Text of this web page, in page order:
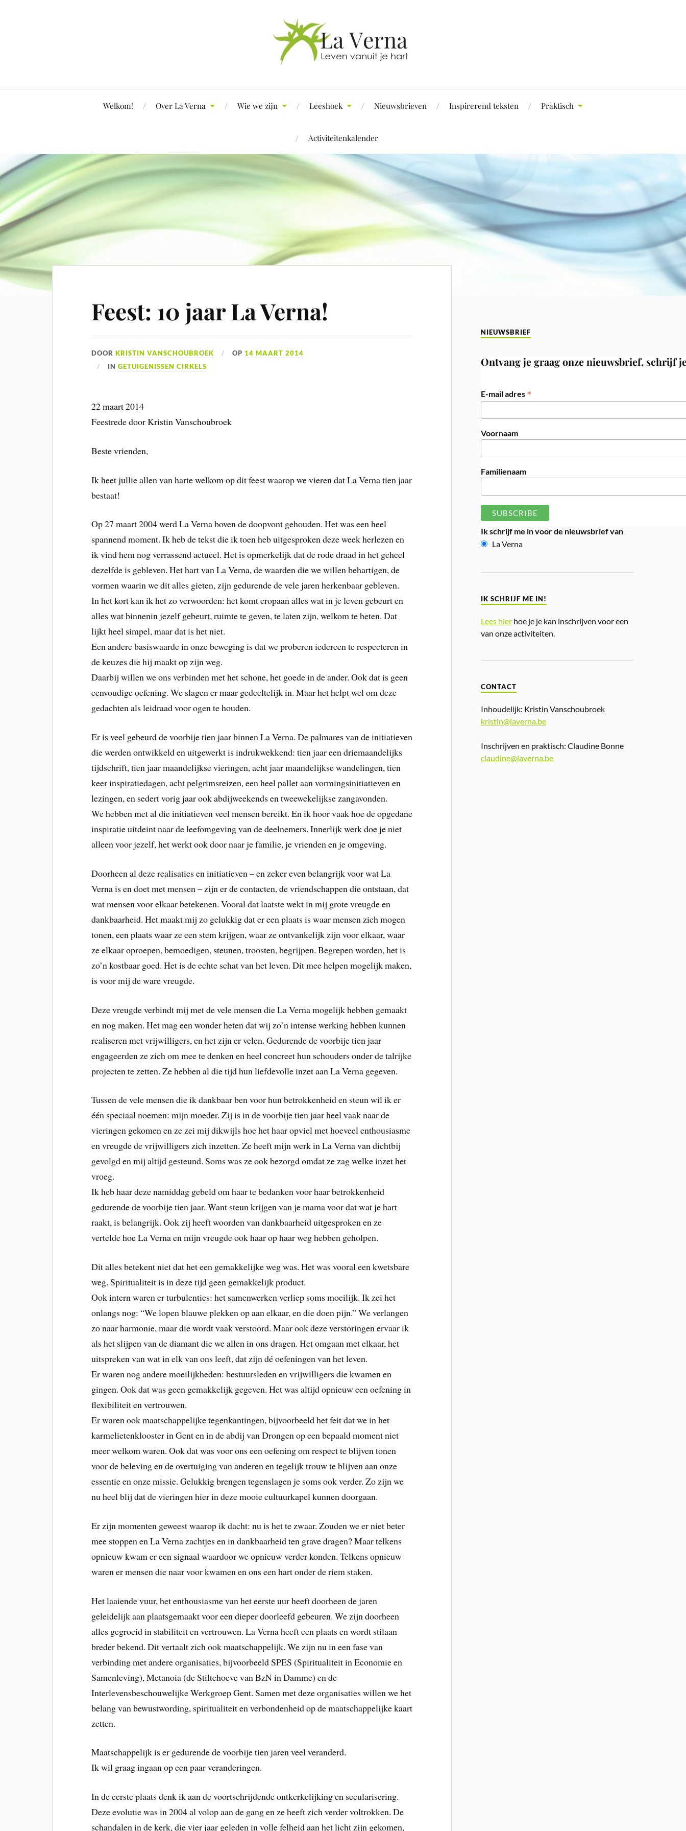
Welkom! Over La Verna Wie we zijn Leeshoek Nieuwsbrieven Inspirerend teksten Praktisch
Activiteitenkalender
Feest: 10 jaar La Verna!
DOORKRISTIN VANSCHOUBROEK OP 14 MAART 2014
INGETUIGENISSEN CIRKELS
22 maart 2014
Feestrede door Kristin Vanschoubroek
Beste vrienden,
Ik heet jullie allen van harte welkom op dit feest waarop we vieren dat La Verna tien jaar
bestaat!
Op 27 maart 2004 werd La Verna boven de doopvont gehouden. Het was een heel
spannend moment. Ik heb de tekst die ik toen heb uitgesproken deze week herlezen en
ik vind hem nog verrassend actueel. Het is opmerkelijk dat de rode draad in het geheel
dezelfde is gebleven. Het hart van La Verna, de waarden die we willen behartigen, de
vormen waarin we dit alles gieten, zijn gedurende de vele jaren herkenbaar gebleven.
In het kort kan ik het zo verwoorden: het komt eropaan alles wat in je leven gebeurt en
alles wat binnenin jezelf gebeurt, ruimte te geven, te laten zijn, welkom te heten. Dat
lijkt heel simpel, maar dat is het niet.
Een andere basiswaarde in onze beweging is dat we proberen iedereen te respecteren in
de keuzes die hij maakt op zijn weg.
Daarbij willen we ons verbinden met het schone, het goede in de ander. Ook dat is geen
eenvoudige oefening. We slagen er maar gedeeltelijk in. Maar het helpt wel om deze
gedachten als leidraad voor ogen te houden.
Er is veel gebeurd de voorbije tien jaar binnen La Verna. De palmares van de initiatieven
die werden ontwikkeld en uitgewerkt is indrukwekkend: tien jaar een driemaandelijks
tijdschrift, tien jaar maandelijkse vieringen, acht jaar maandelijkse wandelingen, tien
keer inspiratiedagen, acht pelgrimsreizen, een heel pallet aan vormingsinitiatieven en
lezingen, en sedert vorig jaar ook abdijweekends en tweewekelijkse zangavonden.
We hebben met al die initiatieven veel mensen bereikt. En ik hoor vaak hoe de opgedane
inspiratie uitdeint naar de leefomgeving van de deelnemers. Innerlijk werk doe je niet
alleen voor jezelf, het werkt ook door naar je familie, je vrienden en je omgeving.
Doorheen al deze realisaties en initiatieven – en zeker even belangrijk voor wat La
Verna is en doet met mensen – zijn er de contacten, de vriendschappen die ontstaan, dat
wat mensen voor elkaar betekenen. Vooral dat laatste wekt in mij grote vreugde en
dankbaarheid. Het maakt mij zo gelukkig dat er een plaats is waar mensen zich mogen
tonen, een plaats waar ze een stem krijgen, waar ze ontvankelijk zijn voor elkaar, waar
ze elkaar oproepen, bemoedigen, steunen, troosten, begrijpen. Begrepen worden, het is
zo’n kostbaar goed. Het is de echte schat van het leven. Dit mee helpen mogelijk maken,
is voor mij de ware vreugde.
Deze vreugde verbindt mij met de vele mensen die La Verna mogelijk hebben gemaakt
en nog maken. Het mag een wonder heten dat wij zo’n intense werking hebben kunnen
realiseren met vrijwilligers, en het zijn er velen. Gedurende de voorbije tien jaar
engageerden ze zich om mee te denken en heel concreet hun schouders onder de talrijke
projecten te zetten. Ze hebben al die tijd hun liefdevolle inzet aan La Verna gegeven.
Tussen de vele mensen die ik dankbaar ben voor hun betrokkenheid en steun wil ik er
één speciaal noemen: mijn moeder. Zij is in de voorbije tien jaar heel vaak naar de
vieringen gekomen en ze zei mij dikwijls hoe het haar opviel met hoeveel enthousiasme
en vreugde de vrijwilligers zich inzetten. Ze heeft mijn werk in La Verna van dichtbij
gevolgd en mij altijd gesteund. Soms was ze ook bezorgd omdat ze zag welke inzet het
vroeg.
Ik heb haar deze namiddag gebeld om haar te bedanken voor haar betrokkenheid
gedurende de voorbije tien jaar. Want steun krijgen van je mama voor dat wat je hart
raakt, is belangrijk. Ook zij heeft woorden van dankbaarheid uitgesproken en ze
vertelde hoe La Verna en mijn vreugde ook haar op haar weg hebben geholpen.
Dit alles betekent niet dat het een gemakkelijke weg was. Het was vooral een kwetsbare
weg. Spiritualiteit is in deze tijd geen gemakkelijk product.
Ook intern waren er turbulenties: het samenwerken verliep soms moeilijk. Ik zei het
onlangs nog: “We lopen blauwe plekken op aan elkaar, en die doen pijn.” We verlangen
zo naar harmonie, maar die wordt vaak verstoord. Maar ook deze verstoringen ervaar ik
als het slijpen van de diamant die we allen in ons dragen. Het omgaan met elkaar, het
uitspreken van wat in elk van ons leeft, dat zijn dé oefeningen van het leven.
Er waren nog andere moeilijkheden: bestuursleden en vrijwilligers die kwamen en
gingen. Ook dat was geen gemakkelijk gegeven. Het was altijd opnieuw een oefening in
flexibiliteit en vertrouwen.
Er waren ook maatschappelijke tegenkantingen, bijvoorbeeld het feit dat we in het
karmelietenklooster in Gent en in de abdij van Drongen op een bepaald moment niet
meer welkom waren. Ook dat was voor ons een oefening om respect te blijven tonen
voor de beleving en de overtuiging van anderen en tegelijk trouw te blijven aan onze
essentie en onze missie. Gelukkig brengen tegenslagen je soms ook verder. Zo zijn we
nu heel blij dat de vieringen hier in deze mooie cultuurkapel kunnen doorgaan.
Er zijn momenten geweest waarop ik dacht: nu is het te zwaar. Zouden we er niet beter
mee stoppen en La Verna zachtjes en in dankbaarheid ten grave dragen? Maar telkens
opnieuw kwam er een signaal waardoor we opnieuw verder konden. Telkens opnieuw
waren er mensen die naar voor kwamen en ons een hart onder de riem staken.
Het laaiende vuur, het enthousiasme van het eerste uur heeft doorheen de jaren
geleidelijk aan plaatsgemaakt voor een dieper doorleefd gebeuren. We zijn doorheen
alles gegroeid in stabiliteit en vertrouwen. La Verna heeft een plaats en wordt stilaan
breder bekend. Dit vertaalt zich ook maatschappelijk. We zijn nu in een fase van
verbinding met andere organisaties, bijvoorbeeld SPES (Spiritualiteit in Economie en
Samenleving), Metanoia (de Stiltehoeve van BzN in Damme) en de
Interlevensbeschouwelijke Werkgroep Gent. Samen met deze organisaties willen we het
belang van bewustwording, spiritualiteit en verbondenheid op de maatschappelijke kaart
zetten.
Maatschappelijk is er gedurende de voorbije tien jaren veel veranderd.
Ik wil graag ingaan op een paar veranderingen.
In de eerste plaats denk ik aan de voortschrijdende ontkerkelijking en secularisering.
Deze evolutie was in 2004 al volop aan de gang en ze heeft zich verder voltrokken. De
schandalen in de kerk, die vier jaar geleden in volle felheid aan het licht zijn gekomen,
NIEUWSBRIEF
Ontvang je graag onze nieuwsbrief, schrijf
E-mail adres *
Voornaam
Familienaam
Ik schrijf me in voor de nieuwsbrief van
La Verna
IK SCHRIJF ME IN!
Lees hier hoe je je kan inschrijven voor een
van onze activiteiten.
CONTACT
Inhoudelijk: Kristin Vanschoubroek
kristin@laverna.be
Inschrijven en praktisch: Claudine Bonne
claudine@laverna.be